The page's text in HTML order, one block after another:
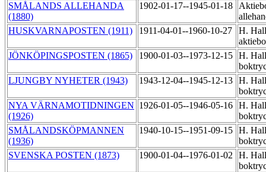
SMÅLANDS ALLEHANDA
(1880)
1902-01-17--1945-01-18
HUSKVARNAPOSTEN (1911)
1911-04-01--1960-10-27
H.
JÖNKÖPINGSPOSTEN (1865)
1900-01-03--1973-12-15 H.
LJUNGBY NYHETER (1943)
1943-12-04--1945-12-13 H.
NYA VÄRNAMOTIDNINGEN
(1926)
1926-01-05--1946-05-16 H.
SMÅLANDSKÖPMANNEN
(1936)
1940-10-15--1951-09-15 H.
SVENSKA POSTEN (1873)
1900-01-04--1976-01-02
H.